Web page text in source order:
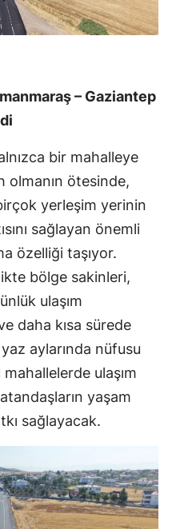
– Gaziantep
bir mahalleye
olmanın ötesinde,
yerleşim yerinin
sağlayan önemli
özelliği taşıyor.
bölge sakinleri,
ulaşım
daha kısa sürede
aylarında nüfusu
ulaşım
yaşam
sağlayacak.